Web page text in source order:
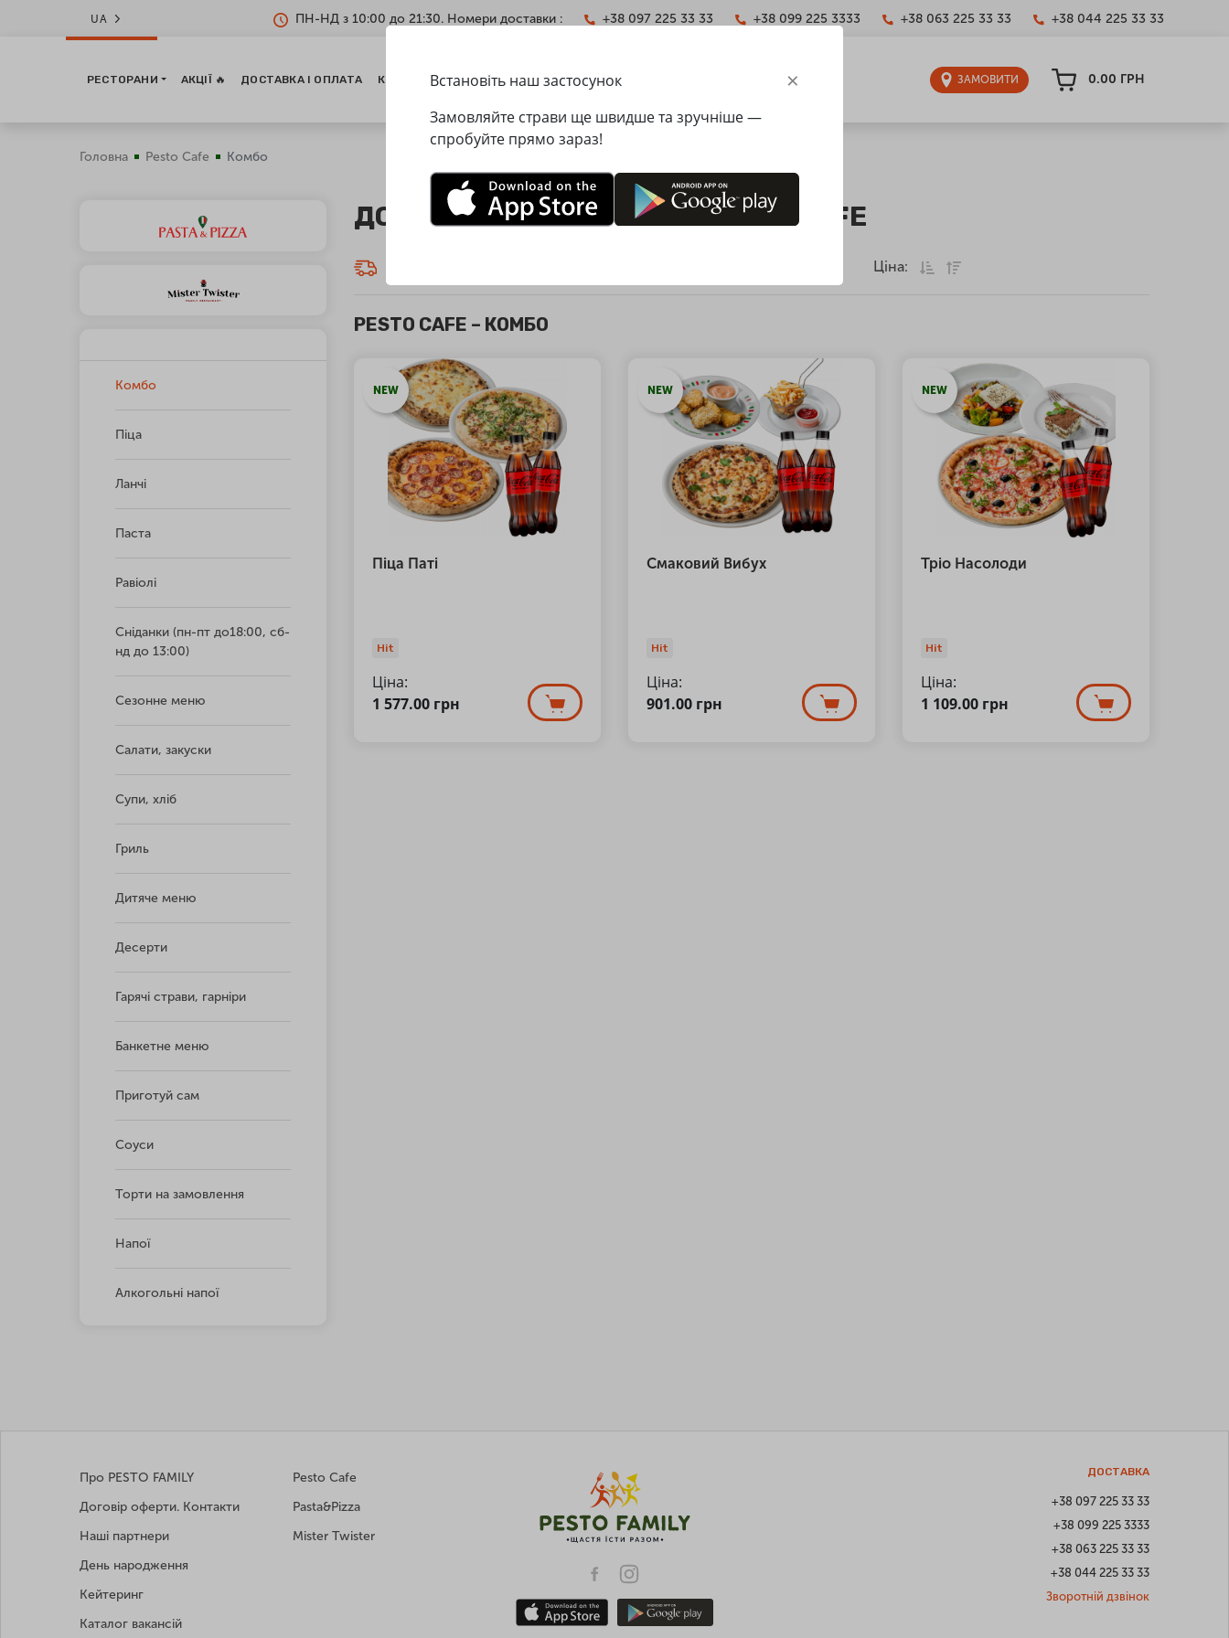
UA ПН-НД з 10:00 до 21:30. Номери доставки : +38 097 225 33 33 +38 099 225 3333 +38 063 225 33 33 +38 044 225 33 33
РЕСТОРАНИ АКЦІЇ 🔥 ДОСТАВКА І ОПЛАТА КОНТАКТИ ЗАМОВИТИ 0.00 ГРН
Головна Pesto Cafe Комбо
Комбо
Піца
Ланчі
Паста
Равіолі
Сніданки (пн-пт до18:00, сб-
нд до 13:00)
Сезонне меню
Салати, закуски
Супи, хліб
Гриль
Дитяче меню
Десерти
Гарячі страви, гарніри
Банкетне меню
Приготуй сам
Соуси
Торти на замовлення
Напої
Алкогольні напої
ДОСТАВКА ЇЖІ У КИЄВІ - PESTO CAFE
Ціна:
PESTO CAFE – КОМБО
NEW
Піца Паті
Hit
Ціна:
1 577.00 грн
NEW
Смаковий Вибух
Hit
Ціна:
901.00 грн
NEW
Тріо Насолоди
Hit
Ціна:
1 109.00 грн
Про PESTO FAMILY
Договір оферти. Контакти
Наші партнери
День народження
Кейтеринг
Каталог вакансій
Pesto Cafe
Pasta&Pizza
Mister Twister
ДОСТАВКА
+38 097 225 33 33
+38 099 225 3333
+38 063 225 33 33
+38 044 225 33 33
Зворотній дзвінок
Встановіть наш застосунок ×
Замовляйте страви ще швидше та зручніше —
спробуйте прямо зараз!